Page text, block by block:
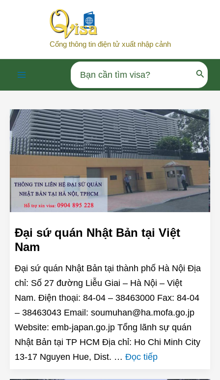
Cổng thông tin điện tử xuất nhập cảnh
Menu
Search
for:
Đại sứ quán Nhật Bản tại Việt
Nam
Đại sứ quán Nhật Bản tại thành phố Hà Nội Địa
chỉ: Số 27 đường Liễu Giai – Hà Nội – Việt
Nam. Điện thoại: 84-04 – 38463000 Fax: 84-04
– 38463043 Email: soumuhan@ha.mofa.go.jp
Website: emb-japan.go.jp Tổng lãnh sự quán
Nhật Bản tại TP HCM Địa chỉ: Ho Chi Minh City
13-17 Nguyen Hue, Dist. … Đọc tiếp